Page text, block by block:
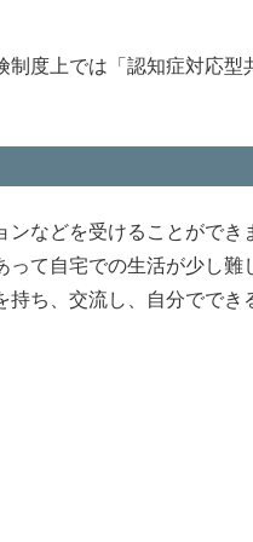
度上では「認知症対応
などを受けることがで
て自宅での生活が少し
ち、交流し、自分でで